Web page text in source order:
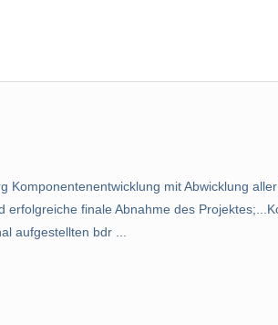
mit Abwicklung
finale Abnahme des
aufgestellten bdr ...